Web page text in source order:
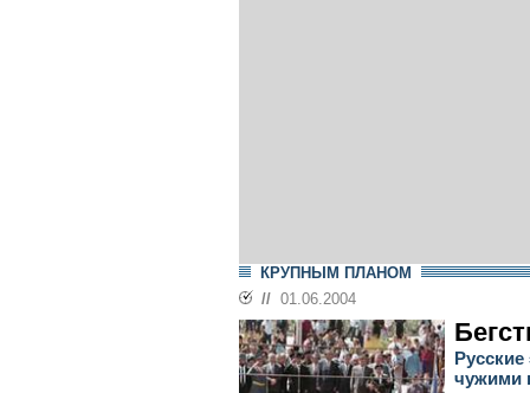
КРУПНЫМ ПЛАНОМ
// 01.06.2004
Русские
чужими